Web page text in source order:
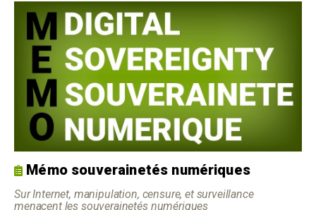
Mémo souverainetés numériques
Sur Internet, manipulation, censure, et surveillance
menacent les souverainetés numériques